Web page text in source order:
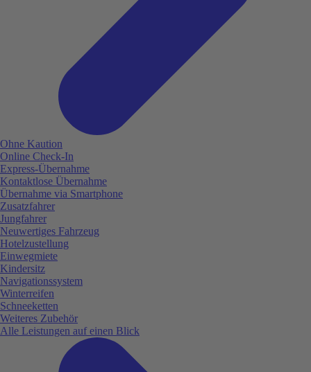
Ohne Kaution
Online Check-In
Express-Übernahme
Kontaktlose Übernahme
Übernahme via Smartphone
Zusatzfahrer
Jungfahrer
Neuwertiges Fahrzeug
Hotelzustellung
Einwegmiete
Kindersitz
Navigationssystem
Winterreifen
Schneeketten
Weiteres Zubehör
Alle Leistungen auf einen Blick